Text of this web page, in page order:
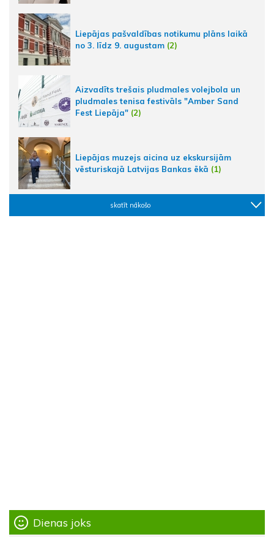
Liepājas pašvaldības notikumu plāns laikā
no 3. līdz 9. augustam (2)
Aizvadīts trešais pludmales volejbola un
pludmales tenisa festivāls "Amber Sand
Fest Liepāja" (2)
Liepājas muzejs aicina uz ekskursijām
vēsturiskajā Latvijas Bankas ēkā (1)
skatīt nākošo
Dienas joks